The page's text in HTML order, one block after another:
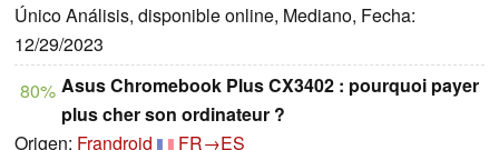
Único Análisis, disponible online, Mediano, Fecha:
12/29/2023
80% Asus Chromebook Plus CX3402 : pourquoi payer
plus cher son ordinateur ?
Origen: Frandroid FR→ES